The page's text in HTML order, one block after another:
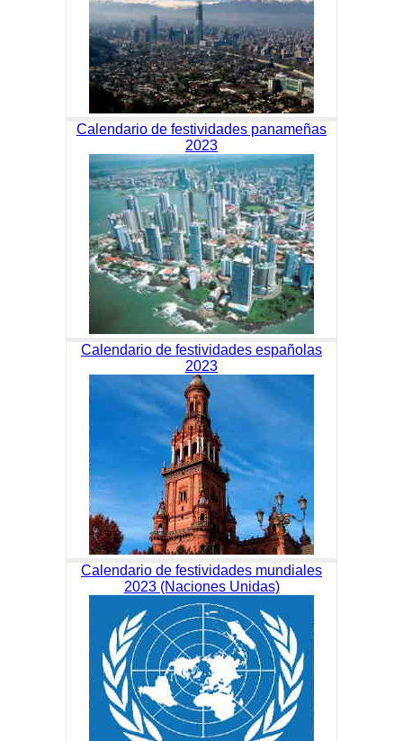
Calendario de festividades panameñas
2023
Calendario de festividades españolas
2023
Calendario de festividades mundiales
2023 (Naciones Unidas)